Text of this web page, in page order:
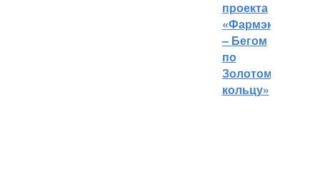
проекта
«Фармэко
– Бегом
по
Золотому
кольцу»